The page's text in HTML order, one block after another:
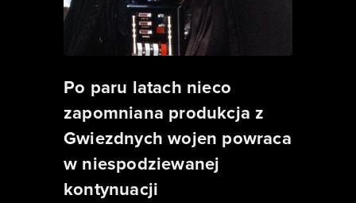
Po paru latach nieco
zapomniana produkcja z
Gwiezdnych wojen powraca
w niespodziewanej
kontynuacji